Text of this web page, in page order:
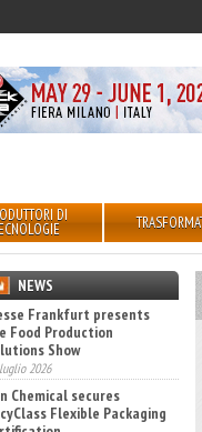
DI
NEWS
Chemical secures
Flexible Packaging
2026
sceglie Incaricotech
2026